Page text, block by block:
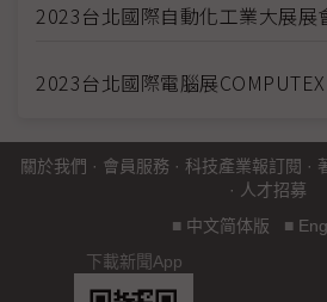
2023台北國際自動化工業大展展
2023台北國際電腦展
關於我們 · 會員服務 · 科技產業報訂閱 ·
· 人才招募
■ 中文简体版 ■
下載新聞App